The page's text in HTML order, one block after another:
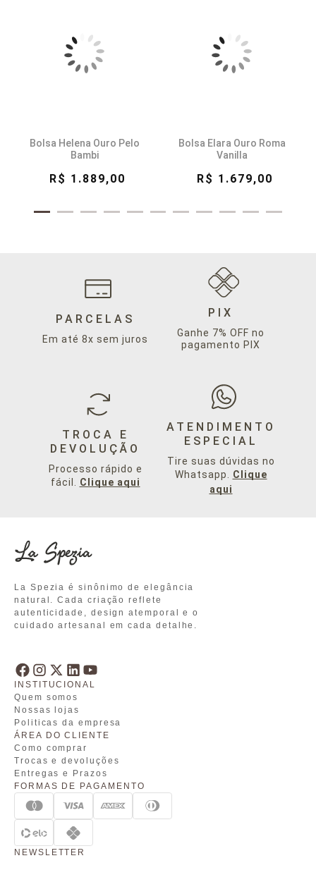
Bolsa Helena Ouro Pelo
Bambi
R$ 1.889,00
Bolsa Elara Ouro Roma
Vanilla
R$ 1.679,00
PARCELAS
Em até 8x sem juros
PIX
Ganhe 7% OFF no
pagamento PIX
TROCA E
DEVOLUÇÃO
Processo rápido e
fácil. Clique aqui
ATENDIMENTO
ESPECIAL
Tire suas dúvidas no
Whatsapp. Clique
aqui
La Spezia é sinônimo de elegância
natural. Cada criação reflete
autenticidade, design atemporal e o
cuidado artesanal em cada detalhe.
INSTITUCIONAL
Quem somos
Nossas lojas
Politicas da empresa
ÁREA DO CLIENTE
Como comprar
Trocas e devoluções
Entregas e Prazos
FORMAS DE PAGAMENTO
NEWSLETTER